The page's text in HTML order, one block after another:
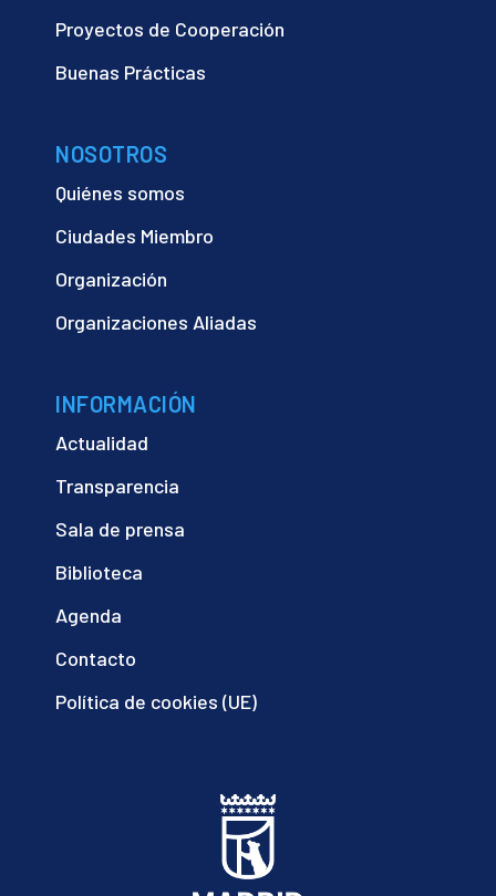
Proyectos de Cooperación
Buenas Prácticas
NOSOTROS
Quiénes somos
Ciudades Miembro
Organización
Organizaciones Aliadas
INFORMACIÓN
Actualidad
Transparencia
Sala de prensa
Biblioteca
Agenda
Contacto
Política de cookies (UE)